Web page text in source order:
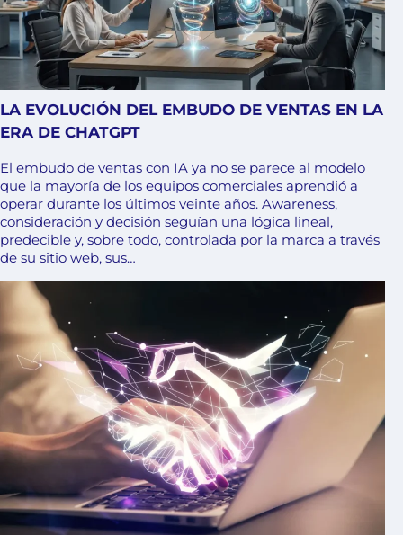
LA EVOLUCIÓN DEL EMBUDO DE VENTAS EN LA
ERA DE CHATGPT
El embudo de ventas con IA ya no se parece al modelo
que la mayoría de los equipos comerciales aprendió a
operar durante los últimos veinte años. Awareness,
consideración y decisión seguían una lógica lineal,
predecible y, sobre todo, controlada por la marca a través
de su sitio web, sus…